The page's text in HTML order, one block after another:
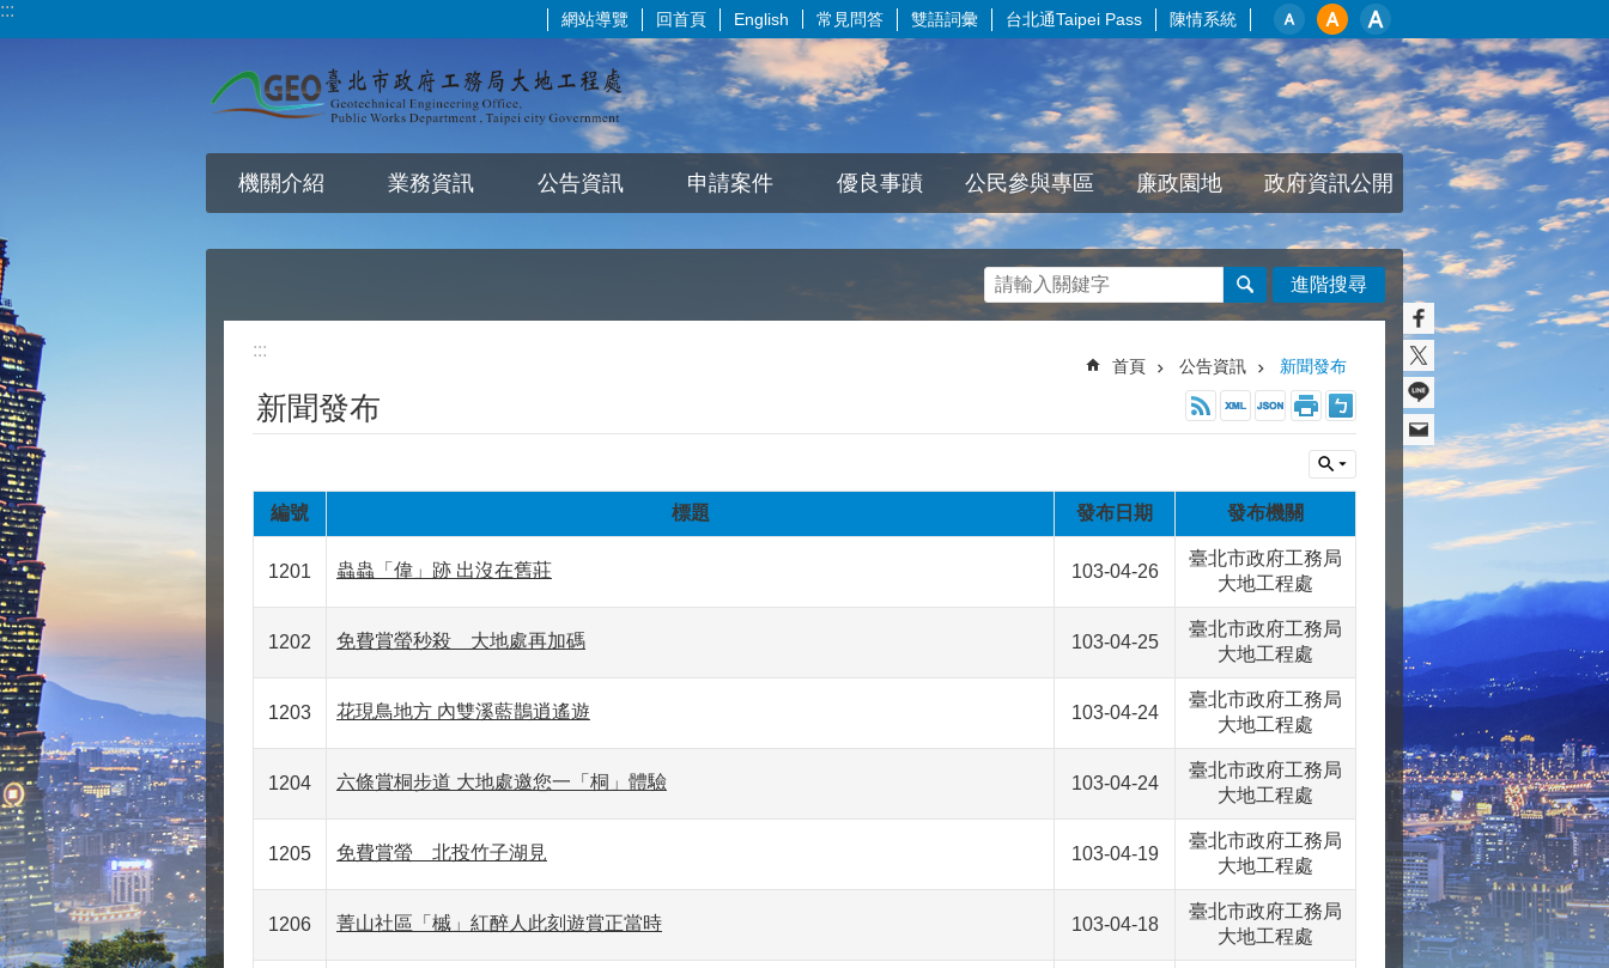
跳到主要內容區塊
::: 網站導覽 回首頁 English 常見問答 雙語詞彙 台北通Taipei Pass 陳情系統
機關介紹 業務資訊 公告資訊 申請案件 優良事蹟 公民參與專區 廉政園地 政府資訊公開
進階搜尋
:::
首頁 公告資訊 新聞發布
新聞發布
編號 標題 發布日期 發布機關
1201 蟲蟲「偉」跡 出沒在舊莊 103-04-26
臺北市政府工務局
大地工程處
1202 免費賞螢秒殺 大地處再加碼 103-04-25
臺北市政府工務局
大地工程處
1203 花現鳥地方 內雙溪藍鵲逍遙遊 103-04-24
臺北市政府工務局
大地工程處
1204 六條賞桐步道 大地處邀您一「桐」體驗 103-04-24
臺北市政府工務局
大地工程處
1205 免費賞螢 北投竹子湖見 103-04-19
臺北市政府工務局
大地工程處
1206 菁山社區「槭」紅醉人此刻遊賞正當時 103-04-18
臺北市政府工務局
大地工程處